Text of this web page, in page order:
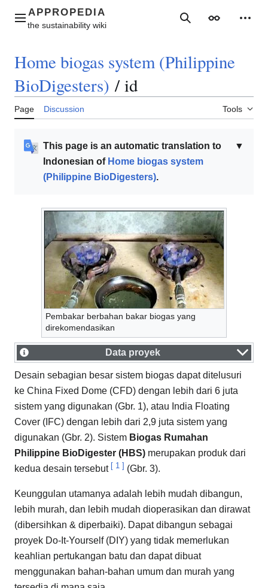
contentMain menu SearchAppearance
Home biogas system (Philippine
BioDigesters) / id
Page Discussion Tools
▼
This page is an automatic translation to
Indonesian of Home biogas system
(Philippine BioDigesters).
Pembakar berbahan bakar biogas yang
direkomendasikan
Data proyek
Desain sebagian besar sistem biogas dapat ditelusuri
ke China Fixed Dome (CFD) dengan lebih dari 6 juta
sistem yang digunakan (Gbr. 1), atau India Floating
Cover (IFC) dengan lebih dari 2,9 juta sistem yang
digunakan (Gbr. 2). Sistem Biogas Rumahan
Philippine BioDigester (HBS) merupakan produk dari
kedua desain tersebut [ 1 ] (Gbr. 3).
Keunggulan utamanya adalah lebih mudah dibangun,
lebih murah, dan lebih mudah dioperasikan dan dirawat
(dibersihkan & diperbaiki). Dapat dibangun sebagai
proyek Do-It-Yourself (DIY) yang tidak memerlukan
keahlian pertukangan batu dan dapat dibuat
menggunakan bahan-bahan umum dan murah yang